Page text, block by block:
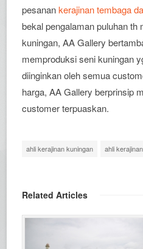
pesanankerajinan tembaga
bekal pengalaman puluhan th
kuningan, AA Gallery
memproduksi seni kuningan
diinginkan oleh semua
harga, AA Gallery berprinsip
customer terpuaskan.
ahli kerajinan kuningan ahli
Related Articles